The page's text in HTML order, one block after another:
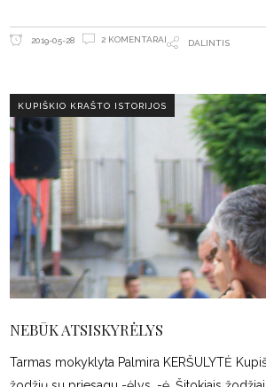
2019-05-28 2 KOMENTARAI DALINTIS
KUPIŠKIO KRAŠTO ISTORIJOS
NEBŪK ATSISKYRĖLYS
Tarmas mokyklyta Palmira KERŠULYTĖ